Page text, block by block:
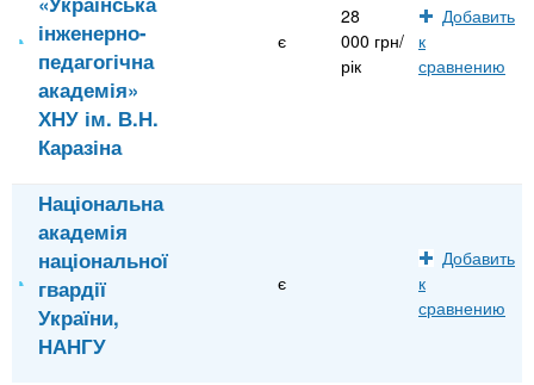
інженерно-
педагогічна
академія»
ХНУ ім. В.Н.
Каразіна
є
28
000 грн/
рік
Добавить
к
сравнению
Національна
академія
національної
гвардії
України,
НАНГУ
є
Добавить
к
сравнению